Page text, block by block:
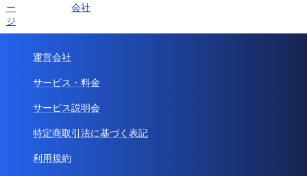
ー
ジ
会社
運営会社
サービス・料金
サービス説明会
特定商取引法に基づく表記
利用規約